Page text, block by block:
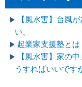
【風水害】台風
い。
起業家支援塾とは
【風水害】家の
うすればいいです